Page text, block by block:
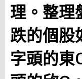
理。整理
跌的個股
字頭的東